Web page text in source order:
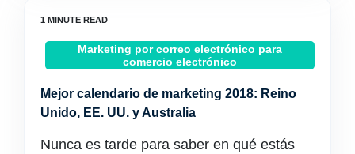
Marketing por correo electrónico para
comercio electrónico
Mejor calendario de marketing 2018: Reino
Unido, EE. UU. y Australia
Nunca es tarde para saber en qué estás